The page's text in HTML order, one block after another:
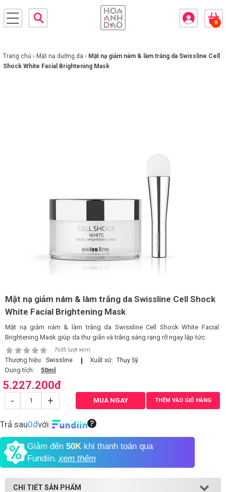
0
FEATURED BRAND
Trang chủ › Mặt nạ dưỡng da › Mặt nạ giảm nám & làm trắng da Swissline Cell
Shock White Facial Brightening Mask
Mặt nạ giảm nám & làm trắng da Swissline Cell Shock
White Facial Brightening Mask
Mặt nạ giảm nám & làm trắng da Swissline Cell Shock White Facial
Brightening Mask giúp da thư giãn và trắng sáng rạng rỡ ngay lập tức.
7635 lượt xem
Thương hiệu: Swissline Xuất xứ: Thụy Sỹ
Dung tích: 50ml
5.227.200đ
- + MUA NGAY THÊM VÀO GIỎ HÀNG
Trả sau0đvới
Giảm đến 50K khi thanh toán qua
Fundiin. xem thêm
CHI TIẾT SẢN PHẨM